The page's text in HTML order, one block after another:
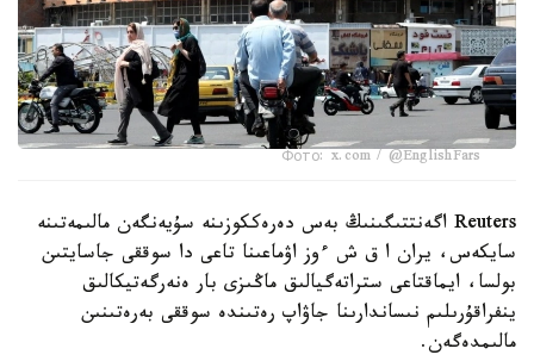
Фото: x.com / @EnglishFars
Reuters اگەنتتىگىنىڭ بەس دەرەككوزىنە سۇيەنگەن مالىمەتىنە
سايكەس، يران ا ق ش ءوز اۋماعىنا تاعى دا سوققى جاسايتىن
بولسا، ايماقتاعى ستراتەگيالىق ماڭىزى بار ەنەرگەتيكالىق
ينفراقۇرىلىم نىساندارىنا جاۋاپ رەتىندە سوققى بەرەتىنىن
مالىمدەگەن.